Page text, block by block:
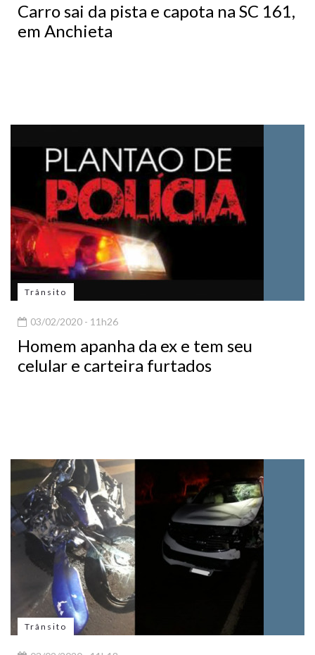
Carro sai da pista e capota na SC 161,
em Anchieta
Trânsito
03/02/2020 - 11h26
Homem apanha da ex e tem seu
celular e carteira furtados
Trânsito